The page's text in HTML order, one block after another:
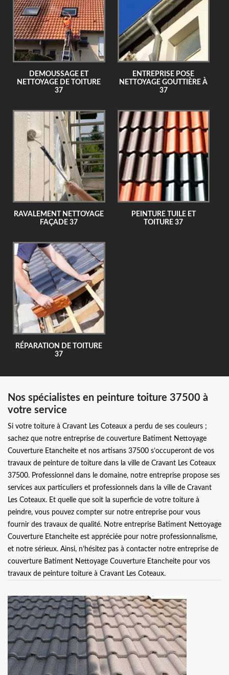
DEMOUSSAGE ET
NETTOYAGE DE TOITURE
37
ENTREPRISE POSE
NETTOYAGE GOUTTIÈRE À
37
RAVALEMENT NETTOYAGE
FAÇADE 37
PEINTURE TUILE ET
TOITURE 37
RÉPARATION DE TOITURE
37
Nos spécialistes en peinture toiture 37500 à
votre service
Si votre toiture à Cravant Les Coteaux a perdu de ses couleurs ;
sachez que notre entreprise de couverture Batiment Nettoyage
Couverture Etancheite et nos artisans 37500 s’occuperont de vos
travaux de peinture de toiture dans la ville de Cravant Les Coteaux
37500. Professionnel dans le domaine, notre entreprise propose ses
services aux particuliers et professionnels dans la ville de Cravant
Les Coteaux. Et quelle que soit la superficie de votre toiture à
peindre, vous pouvez compter sur notre entreprise pour vous
fournir des travaux de qualité. Notre entreprise Batiment Nettoyage
Couverture Etancheite est appréciée pour notre professionnalisme,
et notre sérieux. Ainsi, n’hésitez pas à contacter notre entreprise de
couverture Batiment Nettoyage Couverture Etancheite pour vos
travaux de peinture toiture à Cravant Les Coteaux.